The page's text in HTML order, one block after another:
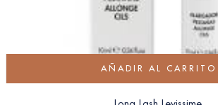
AÑADIR AL CARRITO